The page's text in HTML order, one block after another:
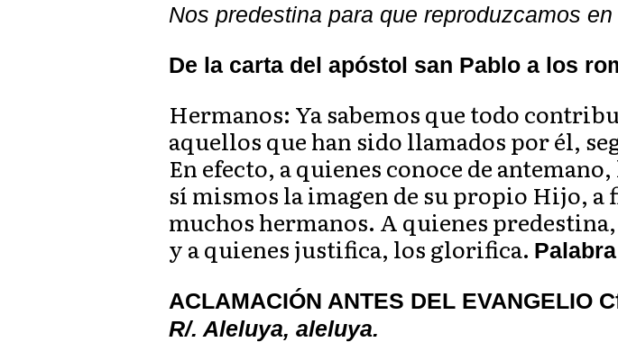
Nos predestina para que reproduzcamos
De la carta del apóstol san Pablo a los
Hermanos: Ya sabemos que todo
aquellos que han sido llamados por él,
En efecto, a quienes conoce de
sí mismos la imagen de su propio Hijo, a
muchos hermanos. A quienes
y a quienes justifica, los glorifica.
ACLAMACIÓN ANTES DEL EVANGELIO
R/. Aleluya, aleluya.